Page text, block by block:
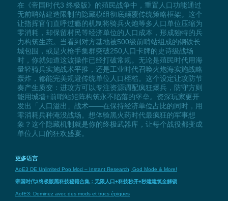
在《帝国时代3 终极版》的殖民战争中，重置人口功能通过
无前哨站建造限制的隐藏模组彻底颠覆传统策略框架。这个
让指挥官们直呼过瘾的机制将骑兵火炮等多人口单位压缩为
零消耗，却保留村民等经济单位的人口成本，形成独特的兵
力构筑生态。当看到对方基地被500级前哨站组成的钢铁长
城包围，或是火枪手集群突破250人口卡牌的史诗级战场
时，你就知道这波操作已经打破常规。无论是殖民时代用海
量轻骑兵实施战术平推，还是工业时代召唤火炮海实施战略
轰炸，都能完美规避传统单位人口桎梏。这个设定让攻防节
奏产生质变：进攻方可以专注资源调配疯狂爆兵，防守方则
能用城墙+前哨站矩阵构筑永不陷落的堡垒。资深玩家更开
发出「人口溢出」战术——在保持经济单位占比的同时，用
零消耗兵种淹没战场。想体验黑火药时代最疯狂的军事想
象？这个隐藏机制就是你的终极武器库，让每个战役都变成
单位人口的狂欢盛宴。
更多语言
AoE3 DE Unlimited Pop Mod – Instant Research, God Mode & More!
帝国时代3终极版黑科技秘籍合集：无限人口+科技秒开+秒建建筑全解锁
AofE3: Dominez avec des mods et trucs épiques